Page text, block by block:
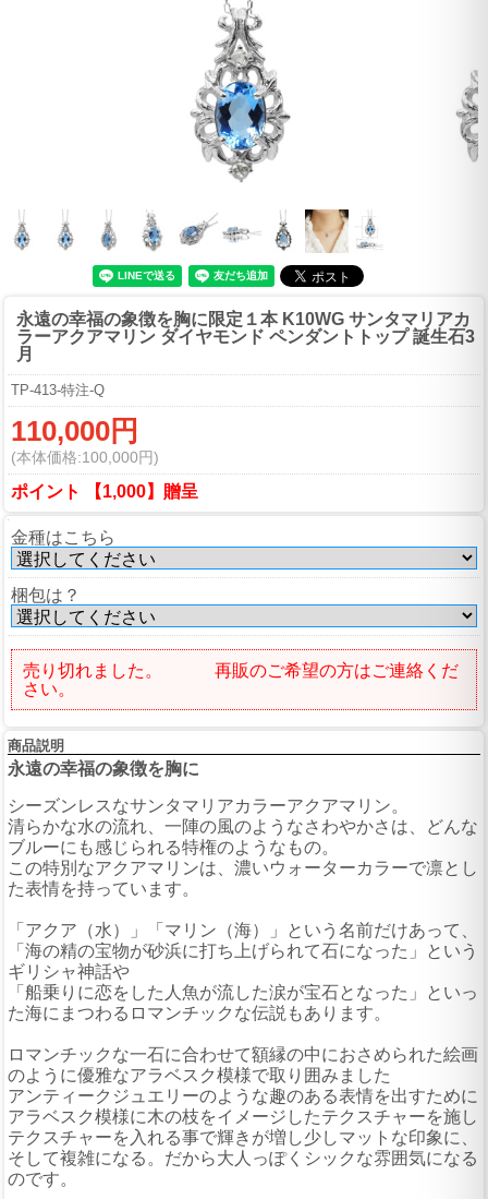
永遠の幸福の象徴を胸に限定１本 K10WG サンタマリアカ
ラーアクアマリン ダイヤモンド ペンダントトップ 誕生石3
月
TP-413-特注-Q
110,000円
(本体価格:100,000円)
ポイント 【1,000】贈呈
金種はこちら
梱包は？
売り切れました。 再販のご希望の方はご連絡くだ
さい。
商品説明
永遠の幸福の象徴を胸に
シーズンレスなサンタマリアカラーアクアマリン。
清らかな水の流れ、一陣の風のようなさわやかさは、どんな
ブルーにも感じられる特権のようなもの。
この特別なアクアマリンは、濃いウォーターカラーで凛とし
た表情を持っています。
「アクア（水）」「マリン（海）」という名前だけあって、
「海の精の宝物が砂浜に打ち上げられて石になった」という
ギリシャ神話や
「船乗りに恋をした人魚が流した涙が宝石となった」といっ
た海にまつわるロマンチックな伝説もあります。
ロマンチックな一石に合わせて額縁の中におさめられた絵画
のように優雅なアラベスク模様で取り囲みました
アンティークジュエリーのような趣のある表情を出すために
アラベスク模様に木の枝をイメージしたテクスチャーを施し
テクスチャーを入れる事で輝きが増し少しマットな印象に、
そして複雑になる。だから大人っぽくシックな雰囲気になる
のです。